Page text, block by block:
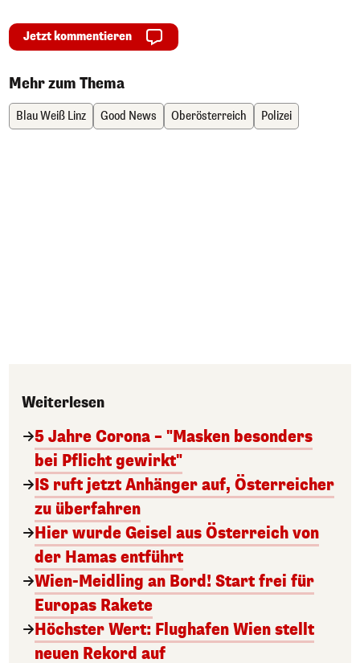
Jetzt kommentieren
Mehr zum Thema
Blau Weiß Linz Good News Oberösterreich Polizei
Weiterlesen
5 Jahre Corona – "Masken besonders
bei Pflicht gewirkt"
IS ruft jetzt Anhänger auf, Österreicher
zu überfahren
Hier wurde Geisel aus Österreich von
der Hamas entführt
Wien-Meidling an Bord! Start frei für
Europas Rakete
Höchster Wert: Flughafen Wien stellt
neuen Rekord auf